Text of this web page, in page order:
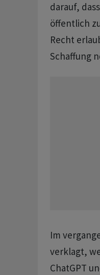
darauf,
öffentlich
Recht
Schaffung
Im
verklagt,
ChatGPT